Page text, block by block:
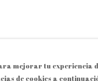
mejorar tu
de cookies a